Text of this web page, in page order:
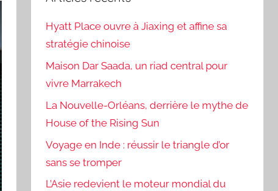
Hyatt Place ouvre à Jiaxing et affine sa
stratégie chinoise
Maison Dar Saada, un riad central pour
vivre Marrakech
La Nouvelle-Orléans, derrière le mythe de
House of the Rising Sun
Voyage en Inde : réussir le triangle d’or
sans se tromper
L’Asie redevient le moteur mondial du